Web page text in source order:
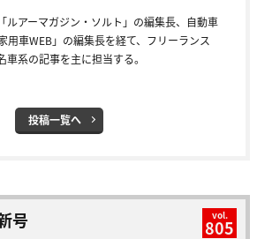
ルアーマガジン・ソルト」の編集長、自動車
用車WEB」の編集長を経て、フリーランス
系の記事を主に担当する。
投稿一覧へ
号 vol.
805